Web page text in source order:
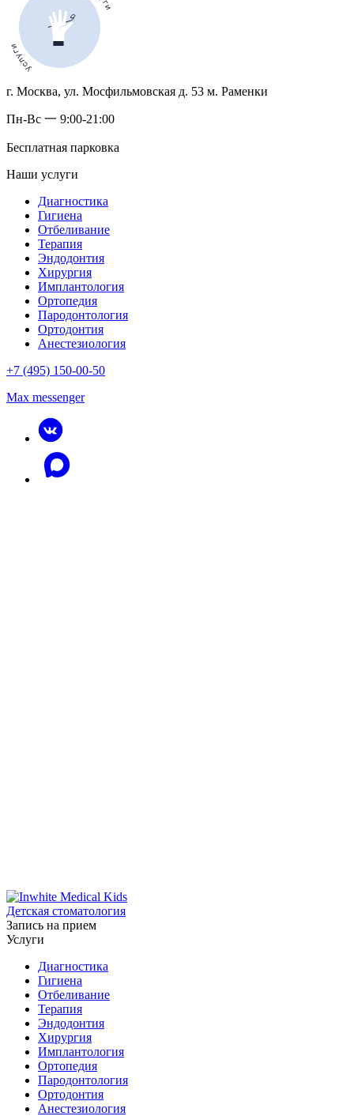
г. Москва, ул. Мосфильмовская д. 53 м. Раменки
Пн-Вс 一 9:00-21:00
Бесплатная парковка
Наши услуги
Диагностика
Гигиена
Отбеливание
Терапия
Эндодонтия
Хирургия
Имплантология
Ортопедия
Пародонтология
Ортодонтия
Анестезиология
+7 (495) 150-00-50
Max messenger
Детская стоматология
Запись на прием
Услуги
Диагностика
Гигиена
Отбеливание
Терапия
Эндодонтия
Хирургия
Имплантология
Ортопедия
Пародонтология
Ортодонтия
Анестезиология